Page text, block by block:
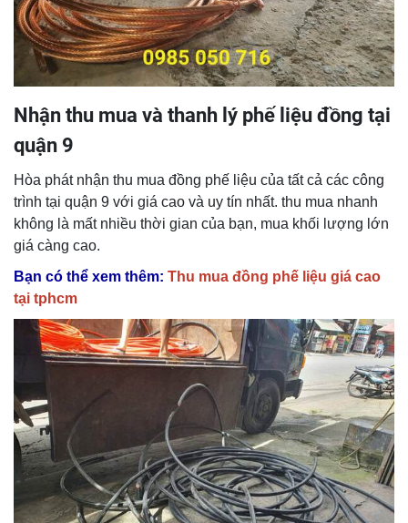
Nhận thu mua và thanh lý phế liệu đồng tại
quận 9
Hòa phát nhận thu mua đồng phế liệu của tất cả các công
trình tại quận 9 với giá cao và uy tín nhất. thu mua nhanh
không là mất nhiều thời gian của bạn, mua khối lượng lớn
giá càng cao.
Bạn có thể xem thêm: Thu mua đồng phế liệu giá cao
tại tphcm